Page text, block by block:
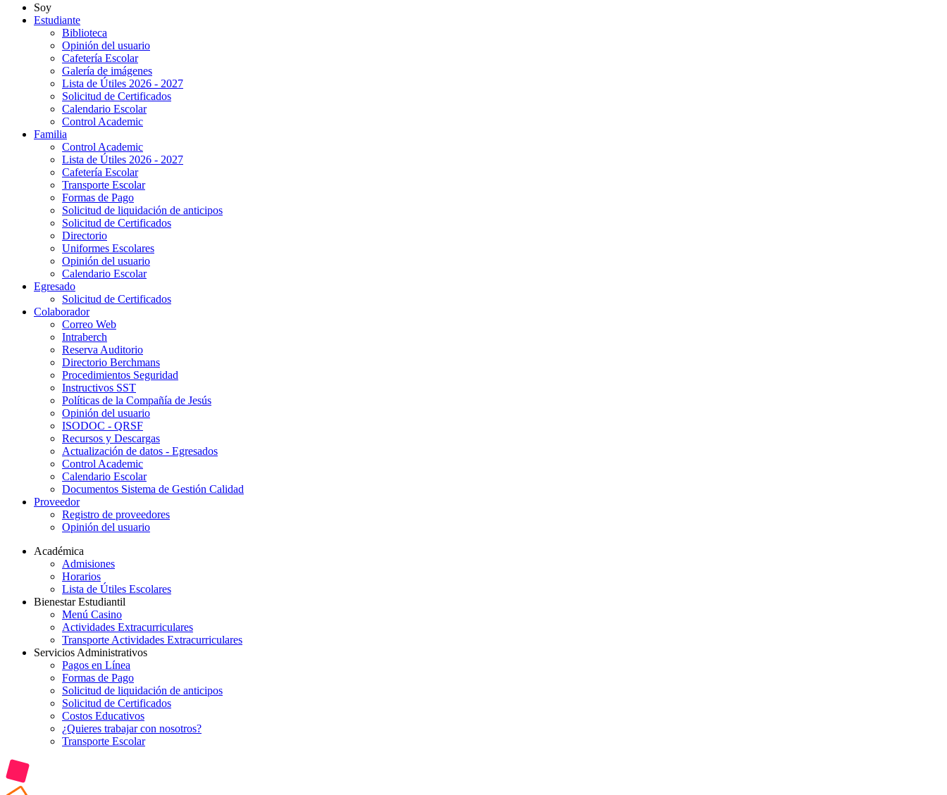
Soy
Estudiante
Biblioteca
Opinión del usuario
Cafetería Escolar
Galería de imágenes
Lista de Útiles 2026 - 2027
Solicitud de Certificados
Calendario Escolar
Control Academic
Familia
Control Academic
Lista de Útiles 2026 - 2027
Cafetería Escolar
Transporte Escolar
Formas de Pago
Solicitud de liquidación de anticipos
Solicitud de Certificados
Directorio
Uniformes Escolares
Opinión del usuario
Calendario Escolar
Egresado
Solicitud de Certificados
Colaborador
Correo Web
Intraberch
Reserva Auditorio
Directorio Berchmans
Procedimientos Seguridad
Instructivos SST
Políticas de la Compañía de Jesús
Opinión del usuario
ISODOC - QRSF
Recursos y Descargas
Actualización de datos - Egresados
Control Academic
Calendario Escolar
Documentos Sistema de Gestión Calidad
Proveedor
Registro de proveedores
Opinión del usuario
Académica
Admisiones
Horarios
Lista de Útiles Escolares
Bienestar Estudiantil
Menú Casino
Actividades Extracurriculares
Transporte Actividades Extracurriculares
Servicios Administrativos
Pagos en Línea
Formas de Pago
Solicitud de liquidación de anticipos
Solicitud de Certificados
Costos Educativos
¿Quieres trabajar con nosotros?
Transporte Escolar